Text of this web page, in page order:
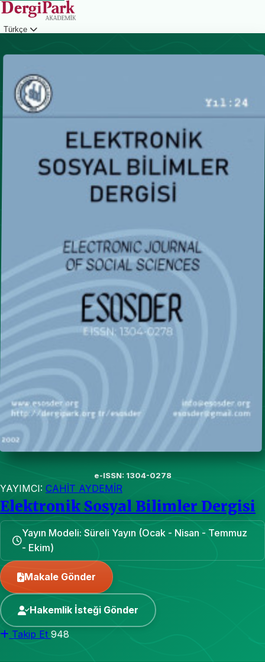
Türkçe
e-ISSN: 1304-0278
YAYIMCI: CAHİT AYDEMİR
Elektronik Sosyal Bilimler Dergisi
Yayın Modeli: Süreli Yayın (Ocak - Nisan - Temmuz
- Ekim)
Makale Gönder
Hakemlik İsteği Gönder
Takip Et 948